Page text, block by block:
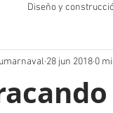
Diseño y
28 jun 2018 0